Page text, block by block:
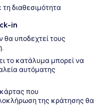
διαθεσιμότητα
in
θα υποδεχτεί τους
το κατάλυμα μπορεί να
αυτόματης
που
της κράτησης θα